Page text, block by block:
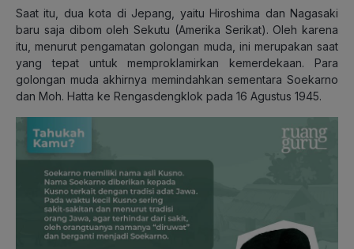
Saat itu, dua kota di Jepang, yaitu Hiroshima dan Nagasaki
baru saja dibom oleh Sekutu (Amerika Serikat). Oleh karena
itu, menurut pengamatan golongan muda, ini merupakan saat
yang tepat untuk memproklamirkan kemerdekaan. Para
golongan muda akhirnya memindahkan sementara Soekarno
dan Moh. Hatta ke Rengasdengklok pada 16 Agustus 1945.